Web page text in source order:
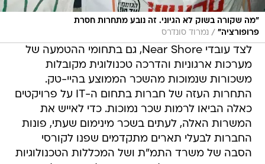
"מה שקורה בשוק לא הגיוני. זה נובע מתחרות חסרת
פרופורציה" / נמרוד סונדרס
לצד עובדי Near Shore, גם בתחומי ההטמעה של
מערכות ארגוניות והדרכה טכנולוגית מקובלות
משכורות שנמוכות מהשכר הממוצע בהיי-טק.
התחרות העזה של חברות בתחום ה-IT על פרויקטים
כאלה הביאו לרמות שכר נמוכות. כדי לאייש את
המשרות האלה, לעתים בשכר מינימום שעתי, פונות
החברות לבעלי תארים מתקדמים שפנו לקורסי
הסבה של משרד התמ"ת ושל המכללות הטכנולוגיות